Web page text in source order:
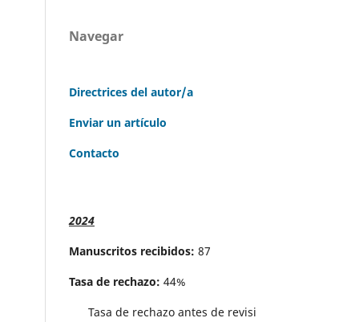
Navegar
Directrices del autor/a
Enviar un artículo
Contacto
2024
Manuscritos recibidos: 87
Tasa de rechazo: 44%
Tasa de rechazo antes de revisi